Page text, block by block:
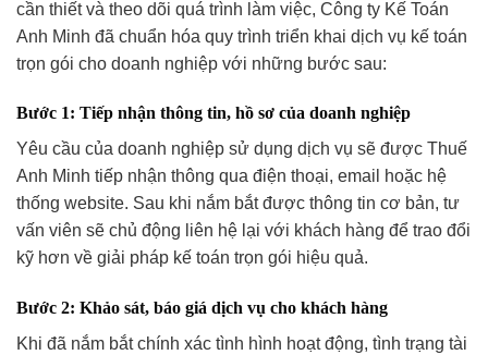
cần thiết và theo dõi quá trình làm việc, Công ty Kế Toán
Anh Minh đã chuẩn hóa quy trình triển khai dịch vụ kế toán
trọn gói cho doanh nghiệp với những bước sau:
Bước 1: Tiếp nhận thông tin, hồ sơ của doanh nghiệp
Yêu cầu của doanh nghiệp sử dụng dịch vụ sẽ được Thuế
Anh Minh tiếp nhận thông qua điện thoại, email hoặc hệ
thống website. Sau khi nắm bắt được thông tin cơ bản, tư
vấn viên sẽ chủ động liên hệ lại với khách hàng để trao đổi
kỹ hơn về giải pháp kế toán trọn gói hiệu quả.
Bước 2: Khảo sát, báo giá dịch vụ cho khách hàng
Khi đã nắm bắt chính xác tình hình hoạt động, tình trạng tài